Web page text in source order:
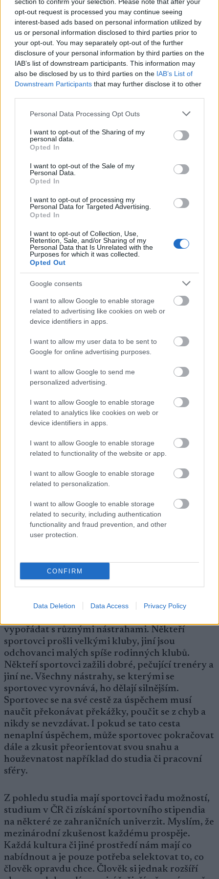
opt-out request is processed you may continue seeing
interest-based ads based on personal information utilized by
us or personal information disclosed to third parties prior to
your opt-out. You may separately opt-out of the further
disclosure of your personal information by third parties on the
IAB’s list of downstream participants. This information may
also be disclosed by us to third parties on the IAB’s List of
Downstream Participants that may further disclose it to other
Please note that this website/app uses one or more Google
not limited to your visit or usage behaviour. You may click to
grant or deny consent to Google and its third-party tags to
use your data for below specified purposes in below Google
consent section.
Personal Data Processing Opt Outs
I want to opt-out of the Sharing of my
personal data.
Opted In
I want to opt-out of the Sale of my
Personal Data.
Opted In
I want to opt-out of processing my
Personal Data for Targeted Advertising.
Opted In
I want to opt-out of Collection, Use,
Retention, Sale, and/or Sharing of my
Personal Data that Is Unrelated with the
Purposes for which it was collected.
Opted Out
Google consents
I want to allow Google to enable storage
related to advertising like cookies on web or
device identifiers in apps.
I want to allow my user data to be sent to
Google for online advertising purposes.
I want to allow Google to send me
personalized advertising.
I want to allow Google to enable storage
related to analytics like cookies on web or
device identifiers in apps.
I want to allow Google to enable storage
related to functionality of the website or app.
I want to allow Google to enable storage
related to personalization.
I want to allow Google to enable storage
related to security, including authentication
functionality and fraud prevention, and other
user protection.
CONFIRM
Data Deletion Data Access Privacy Policy
bojovat o své místo na výsluní. Běžecké lyžování
jako vytrvalostní sport potřebuje vytvořit pro
sportovce smysluplný dlouhodobý plán s jasně
vytyčeným cílem.
V krátkodobém horizontu si sportovci plní dílčí
cíle a vidí na sobě postupné zlepšování. Nemám
na mysli pouze kondiční faktory, ale sportovec
by se měl postupně stávat sebevědomějším a
postupně přebírat větší odpovědnost za svůj
měl v dosahování cílů spoléhat především na
Někdo sportuje pouze pro potěšení z pohybu či
kvůli partě, jiný by rád dosáhl na nejvyšší mety.
Co ale čeká v dnešní době na člověka, který se
pohybuje ve špičce?
Mezinárodní i česká situace
V běžeckém lyžování bylo dlouhou dobu jedinou
perspektivou reprezentační družstvo. Nyní
mohou závodníci najít útočiště mezi týmy,
soustředícími se na dálkové běhy. Jsem
přesvědčen, že podobné iniciativy mohou
pomoci rozšířit možnosti pro závodníky, kteří se
ještě chtějí v lyžování něco dokázat a
výkonnostně růst.
Běžecké lyžování má v ČR historicky pevné
kořeny, včetně organizace světových závodů.
Výhodou je poměrně velký zájem o běh na lyžích
jako rekreační aktivitu. Českému lyžování chybí
smysl ve svém úsilí.
Čeští běžci na lyžích se dokázali prosadit v
dobách minulých i současných a na příkladu
špičce i v českých podmínkách. Ač jsem velký
fanoušek českého biatlonu, byl bych nerad, aby
se z běžeckého lyžování postupem času stala
pouze farma pro biatlon. Věřme, že se brzy najde
opět přitáhne masy fanoušků.
vypořádat s různými nástrahami. Někteří
sportovci prošli velkými kluby, jiní jsou
odchovanci malých spíše rodinných klubů.
Někteří sportovci zažili dobré, pečující trenéry a
jiní ne. Všechny nástrahy, se kterými se
sportovec vyrovnává, ho dělají silnějším.
Sportovec se na své cestě za úspěchem musí
naučit překonávat překážky, poučit se z chyb a
nikdy se nevzdávat. I pokud se tato cesta
nenaplní úspěchem, může sportovec pokračovat
dále a zkusit přeorientovat svou snahu a
houževnatost například do studia či pracovní
sféry.
Z pohledu studia mají sportovci řadu možností,
studium v ČR či získání sportovního stipendia
na některé ze zahraničních univerzit. Myslím, že
mezinárodní zkušenost každému prospěje.
Každá kultura či jiné prostředí nám mají co
nabídnout a je pouze potřeba selektovat to, co
člověk opravdu chce. Člověk si jednak rozšíří